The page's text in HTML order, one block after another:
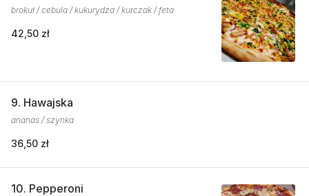
brokuł / cebula / kukurydza / kurczak / feta
42,50 zł
9. Hawajska
ananas / szynka
36,50 zł
10. Pepperoni